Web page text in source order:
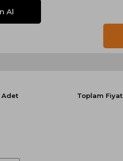
Adet Toplam Fiyat